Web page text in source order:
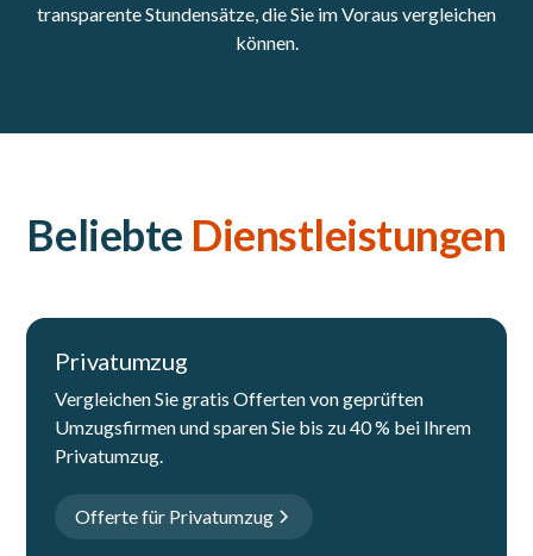
transparente Stundensätze, die Sie im Voraus vergleichen
können.
Beliebte Dienstleistungen
Privatumzug
Vergleichen Sie gratis Offerten von geprüften
Umzugsfirmen und sparen Sie bis zu 40 % bei Ihrem
Privatumzug.
Offerte für Privatumzug